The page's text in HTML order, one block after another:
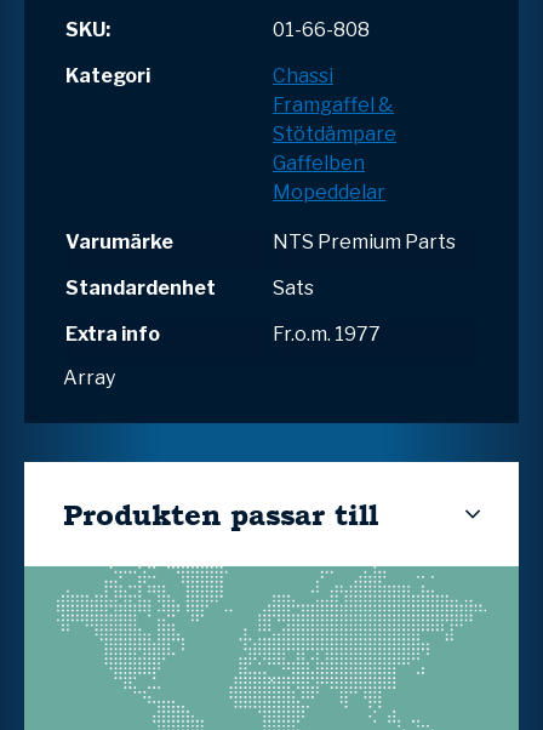
SKU:
01-66-808
Kategori
Chassi
Framgaffel &
Stötdämpare
Gaffelben
Mopeddelar
Varumärke
NTS Premium Parts
Standardenhet
Sats
Extra info
Fr.o.m. 1977
Array
Produkten passar till